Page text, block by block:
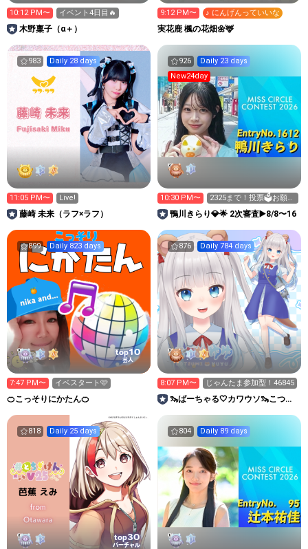
10:12 PM〜 イベント4日目🔥
木野稟子（α＋）
9:12 PM〜 ♪ にんげんっていいな
実花鹿 楓の花畑🌼🦌
983 Daily 28 days
11:05 PM〜 Live!
藤崎 未来（ラフ×ラフ）
926
Daily 23 days
New24day
10:30 PM〜
2325まで！投票🗳️お願い
します！
鴨川きらり💎🌟 2次審査▶️8/8〜16
899 Daily 823 days
top10
芸人
7:47 PM〜 イベスタート‎🩷
🍊こっそりにかたん🍊
876 Daily 784 days
8:07 PM〜 じゃんたま参加型！46845
🦦ばーちゃる‎🤍カワウソ🦦こつめ
818 Daily 25 days
top30
バーチャル
804 Daily 89 days